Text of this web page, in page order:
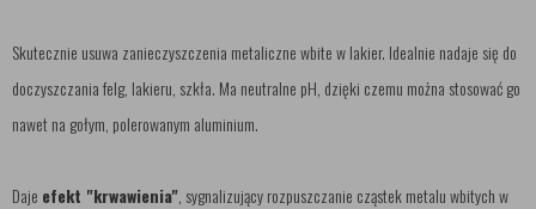
Skutecznie usuwa zanieczyszczenia metaliczne wbite w lakier. Idealnie nadaje się do
doczyszczania felg, lakieru, szkła. Ma neutralne pH, dzięki czemu można stosować go
nawet na gołym, polerowanym aluminium.
Daje efekt "krwawienia" , sygnalizujący rozpuszczanie cząstek metalu wbitych w